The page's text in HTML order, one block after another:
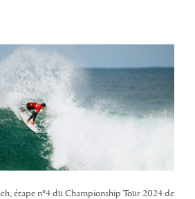
étape n°4 du Championship Tour 2024 de